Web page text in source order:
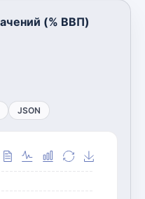
(% ВВП)
JSON